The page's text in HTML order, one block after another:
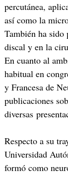
percutánea,
así como la
También ha sido
discal y en la
En cuanto al
habitual en
y Francesa de
publicaciones
diversas
Respecto a su
Universidad
formó como